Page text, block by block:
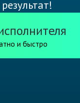
и быстро